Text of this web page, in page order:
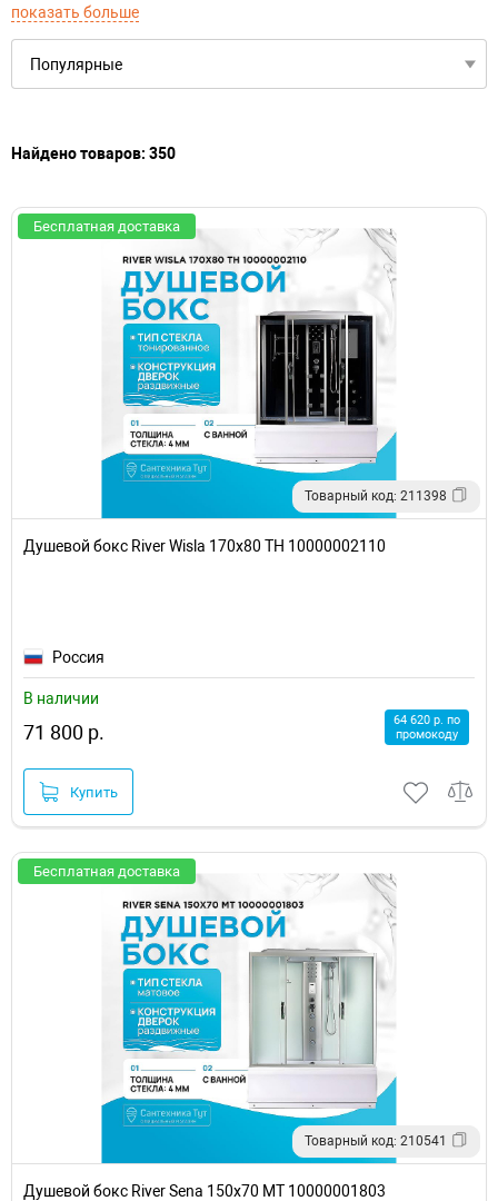
показать больше
Найдено товаров: 350
Бесплатная доставка
Товарный код: 211398
Душевой бокс River Wisla 170x80 ТН 10000002110
Россия
В наличии
71 800 р.
64 620 р. по
промокоду
Купить
Бесплатная доставка
Товарный код: 210541
Душевой бокс River Sena 150x70 МТ 10000001803